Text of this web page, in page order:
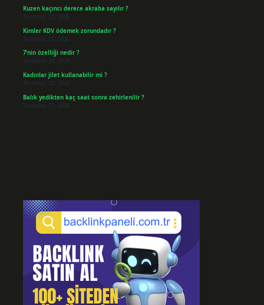
Kuzen kaçıncı derece akraba sayılır ?
Temmuz 27, 2026
Kimler KDV ödemek zorundadır ?
Temmuz 25, 2026
7’nin özelliği nedir ?
Temmuz 24, 2026
Kadınlar jilet kullanabilir mi ?
Temmuz 23, 2026
Balık yedikten kaç saat sonra zehirlenilir ?
Temmuz 21, 2026